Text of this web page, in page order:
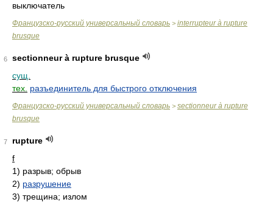
выключатель
Французско-русский универсальный словарь > interrupteur à rupture
brusque
6
sectionneur à rupture brusque
сущ.
тех. разъединитель для быстрого отключения
Французско-русский универсальный словарь > sectionneur à rupture
brusque
7
rupture
f
1) разрыв; обрыв
2) разрушение
3) трещина; излом